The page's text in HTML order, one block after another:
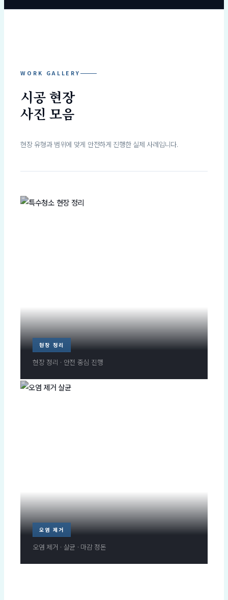
WORK GALLERY
시공 현장
사진 모음
현장 유형과 범위에 맞게 안전하게 진행한 실제 사례입니다.
현장 정리
현장 정리 · 안전 중심 진행
오염 제거
오염 제거 · 살균 · 마감 정돈